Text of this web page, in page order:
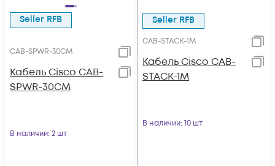
Seller RFB
CAB-SPWR-30CM
Кабель Cisco CAB-
SPWR-30CM
В наличии: 2 шт
Seller RFB
CAB-STACK-1M
Кабель Cisco CAB-
STACK-1M
В наличии: 10 шт